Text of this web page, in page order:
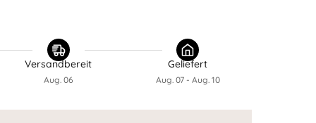
Versandbereit
Aug. 06
Geliefert
Aug. 07 - Aug. 10